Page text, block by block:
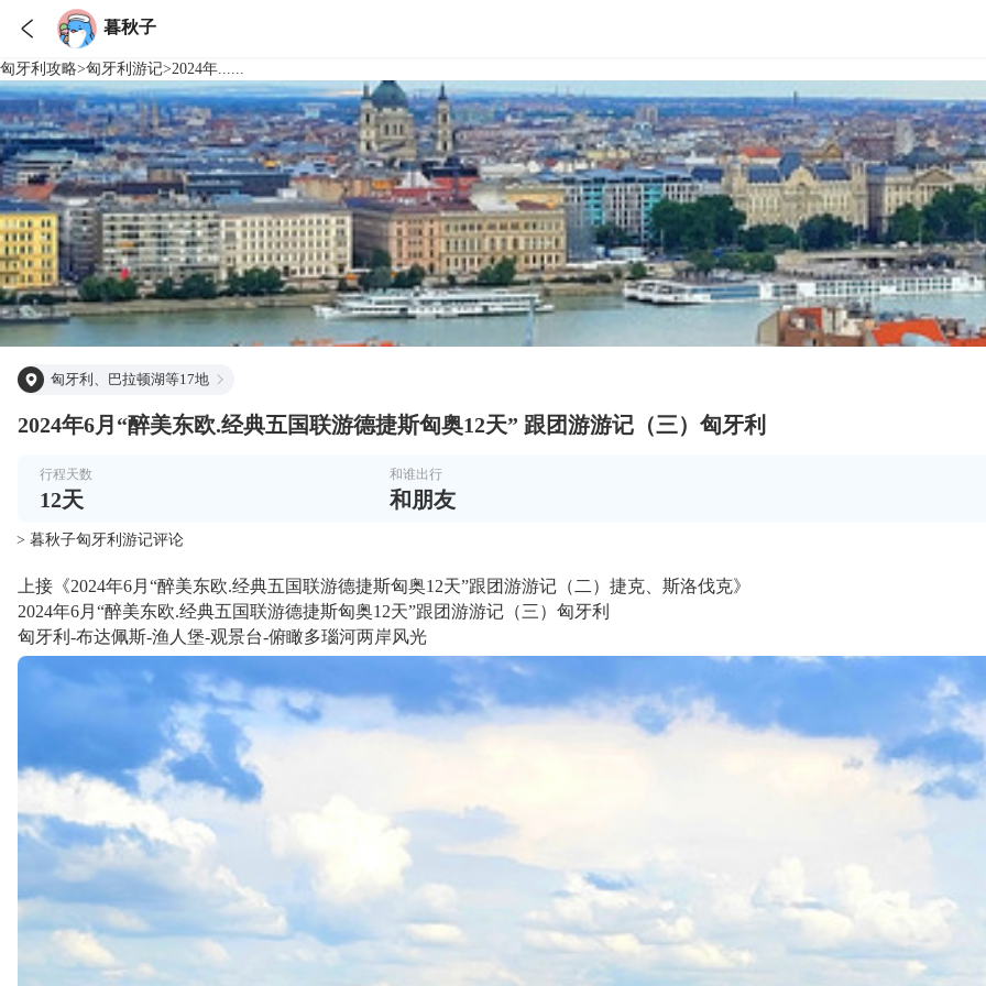
 暮秋子
匈牙利 攻略>匈牙利 游记>2024年......
匈牙利、巴拉顿湖等17地
2024年6月“醉美东欧.经典五国联游德捷斯匈奥12天” 跟团游游记（三）匈牙利
行程天数
12天
和谁出行
和朋友
> 暮秋子匈牙利游记评论
上接《2024年6月“醉美东欧.经典五国联游德捷斯匈奥12天”跟团游游记（二）捷克、斯洛伐克》
2024年6月“醉美东欧.经典五国联游德捷斯匈奥12天”跟团游游记（三）匈牙利
匈牙利-布达佩斯-渔人堡-观景台-俯瞰多瑙河两岸风光